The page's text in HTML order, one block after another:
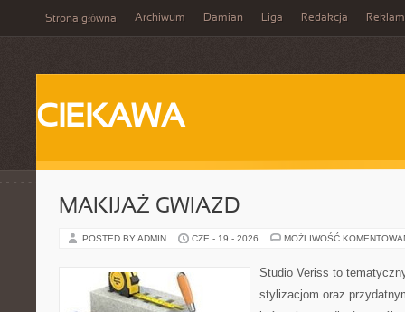
Strona główna Archiwum Damian Liga Redakcja
CIEKAWA
MAKIJAŻ GWIAZD
POSTED BY ADMIN CZE - 19 - 2026 MOŻLIWOŚĆ
Studio Veriss to
stylizacjom oraz